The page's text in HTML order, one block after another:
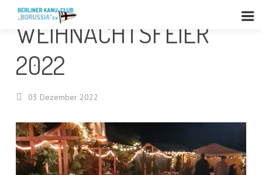
WEIHNACHTSFEIER
2022
03 Dezember 2022